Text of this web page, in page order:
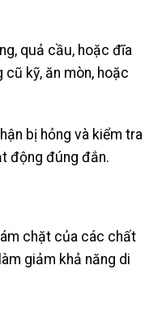
quả cầu, hoặc đĩa
kỹ, ăn mòn, hoặc
bị hỏng và kiểm tra
động đúng đắn.
chặt của các chất
giảm khả năng di